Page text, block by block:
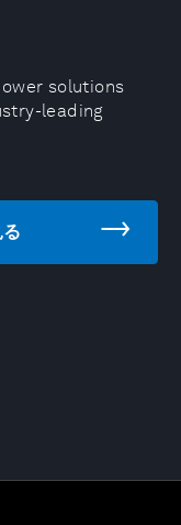
solutions
leading